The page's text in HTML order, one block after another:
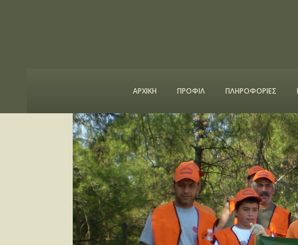
ΑΡΧΙΚΗ ΠΡΟΦΙΛ ΠΛΗΡΟΦΟΡΙΕΣ